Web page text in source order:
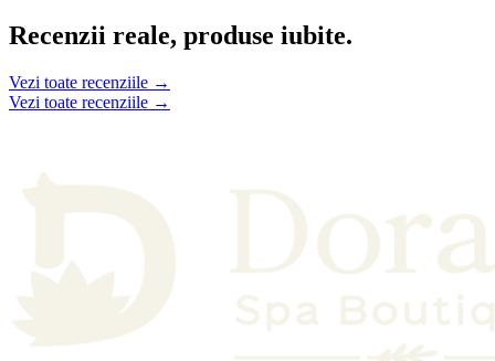
Recenzii reale, produse iubite.
Vezi toate recenziile →
Vezi toate recenziile →